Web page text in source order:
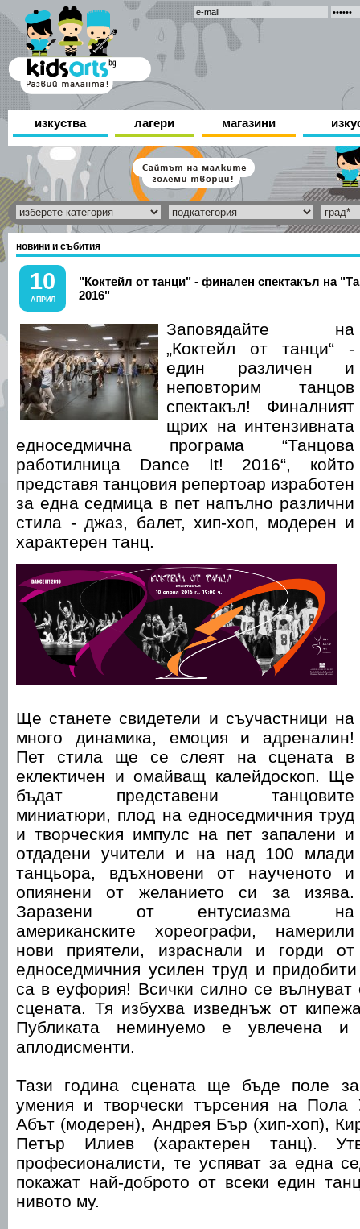
изкуства лагери магазини
новини и събития
10
АПРИЛ
"Коктейл от танци" - финален спектакъл на
2016"
Заповядайте на
„Коктейл от танци“ -
един различен и
неповторим танцов
спектакъл! Финалният
щрих на интензивната
едноседмична програма “Танцова
работилница Dance It! 2016“, който
представя танцовия репертоар изработен
за една седмица в пет напълно различни
стила - джаз, балет, хип-хоп, модерен и
характерен танц.
Ще станете свидетели и съучастници на
много динамика, емоция и адреналин!
Пет стила ще се слеят на сцената в
еклектичен и омайващ калейдоскоп. Ще
бъдат представени танцовите
миниатюри, плод на едноседмичния труд
и творческия импулс на пет запалени и
отдадени учители и на над 100 млади
танцьора, вдъхновени от наученото и
опиянени от желанието си за изява.
Заразени от ентусиазма на
американските хореографи, намерили
нови приятели, израснали и горди от
едноседмичния усилен труд и
са в еуфория! Всички силно се вълнуват
сцената. Тя избухва изведнъж от
Публиката неминуемо е увлечена
аплодисменти.
Тази година сцената ще бъде поле за
умения и творчески търсения на Пола
Абът (модерен), Андрея Бър (хип-хоп),
Петър Илиев (характерен танц).
професионалисти, те успяват за една
покажат най-доброто от всеки един
нивото му.